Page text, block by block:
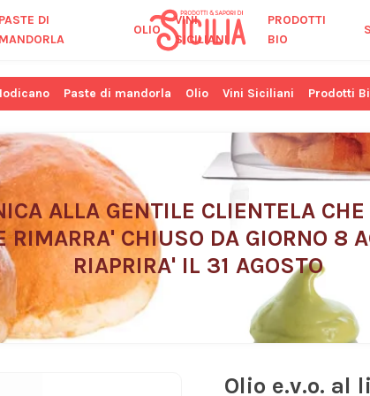
PASTE DI
MANDORLA
OLIO
VINI
SICILIANI
PRODOTTI
BIO
Paste di mandorla Olio Vini Siciliani Prodotti
ALLA GENTILE CLIENTELA
RIMARRA' CHIUSO DA GIORNO 8
RIAPRIRA' IL 31 AGOSTO
Olio e.v.o. al